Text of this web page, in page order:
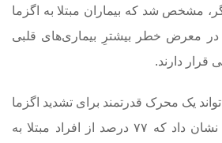
مشخص شد که بیماران مبتلا به اگزما
معرض خطر بیشترِ بیماری‌های قلبی
قرار دارند.
یک محرک قدرتمند برای تشدید اگزما
باشد. مطالعه‌ی دیگری نشان داد که ۷۷ درصد از افراد مبتلا به